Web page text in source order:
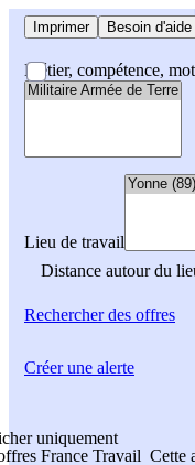
Imprimer Besoin
Métier, compétence,
Lieu de travail
Distance autour du
Rechercherdes offres
uniquement
France Travail Cette
Créer une alerte